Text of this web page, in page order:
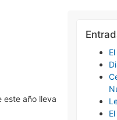
este año lleva